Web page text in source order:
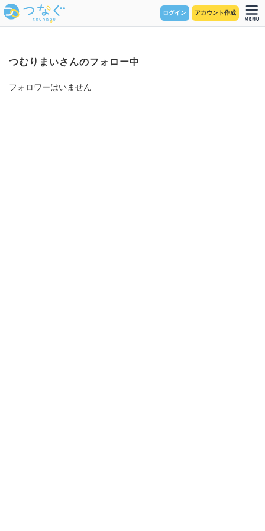
ログイン アカウント作成
つむりまいさんのフォロー中
フォロワーはいません